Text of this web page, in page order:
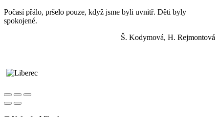
Počasí přálo, pršelo pouze, když jsme byli uvnitř. Děti byly
spokojené.
Š. Kodymová, H. Rejmontová